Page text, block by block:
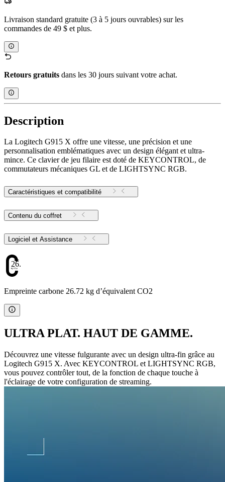
Livraison standard gratuite (3 à 5 jours ouvrables) sur les
commandes de 49 $ et plus.
Retours gratuits dans les 30 jours suivant votre achat.
Description
La Logitech G915 X offre une vitesse, une précision et une
personnalisation emblématiques avec un design élégant et ultra-
mince. Ce clavier de jeu filaire est doté de KEYCONTROL, de
commutateurs mécaniques GL et de LIGHTSYNC RGB.
Caractéristiques et compatibilité
Contenu du coffret
Logiciel et Assistance
26.72
Empreinte carbone 26.72 kg d’équivalent CO2
ULTRA PLAT. HAUT DE GAMME.
Découvrez une vitesse fulgurante avec un design ultra-fin grâce au
Logitech G915 X. Avec KEYCONTROL et LIGHTSYNC RGB,
vous pouvez contrôler tout, de la fonction de chaque touche à
l'éclairage de votre configuration de streaming.